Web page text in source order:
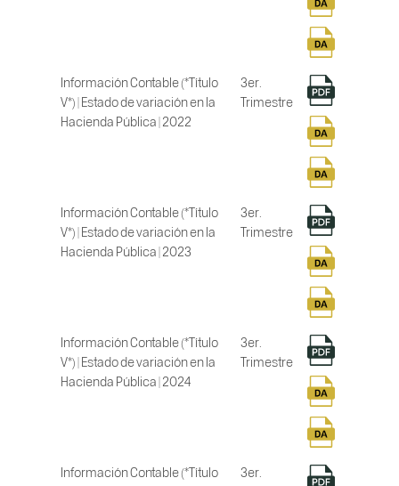
Información Contable (*Título
V*) | Estado de variación en la
Hacienda Pública | 2022
3er.
Trimestre
Información Contable (*Título
V*) | Estado de variación en la
Hacienda Pública | 2023
3er.
Trimestre
Información Contable (*Título
V*) | Estado de variación en la
Hacienda Pública | 2024
3er.
Trimestre
Información Contable (*Título
3er.